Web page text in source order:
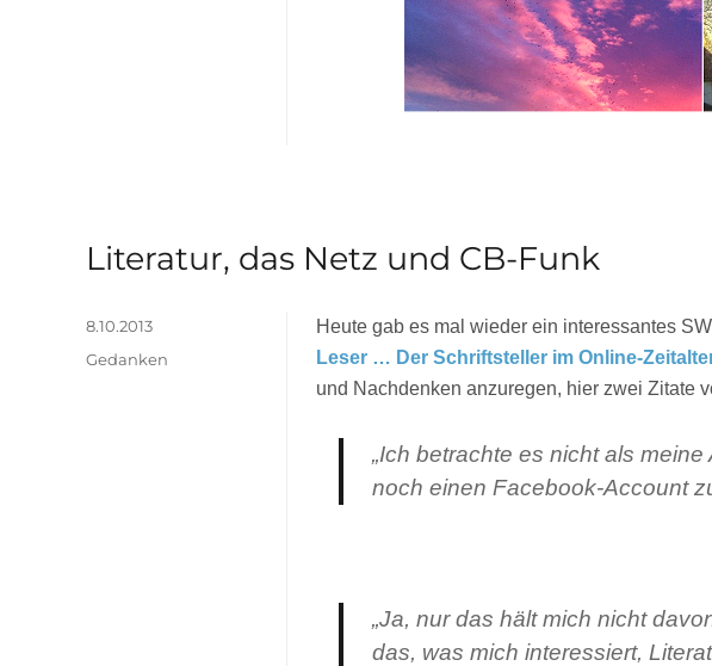
Literatur, das Netz und CB-Funk
Heute gab es mal wieder ein interessantes
Leser … Der Schriftsteller im Online-
und Nachdenken anzuregen, hier zwei Zitate
„Ich betrachte es nicht als
noch einen Facebook-Account
„Ja, nur das hält mich nicht
das, was mich interessiert,
Veröffentlicht
8.10.2013
Kategorien
Gedanken